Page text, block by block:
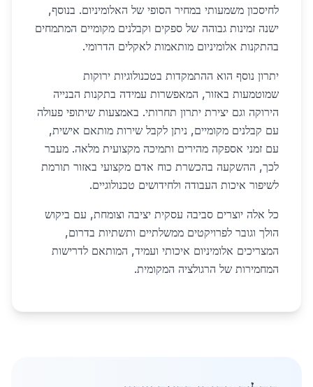
לחיסכון משמעותי במחיר הסופי של האלומיניום. בנוסף,
ישנה זמינות גבוהה של ספקים וקבלנים מקומיים המתמחים
בהתקנות אלומיניום מותאמות לאקלים הדרומי.
יתרון נוסף הוא ההתמקדות בטכנולוגיות ירוקות
שמוטמעות באזור, המאפשרות עמידה בתקנות הבנייה
הירוקה וגם יצירת יתרון תחרותי. באמצעות שיתופי פעולה
עם קבלנים מקומיים, ניתן לקבל שירות מותאם אישית,
עם זמני אספקה מהירים ותמיכה מקצועית מלאה. מעבר
לכך, ההשקעה בהכשרת כוח אדם מקצועי באזור תורמת
לשיפור איכות העבודה ולחידושים טכנולוגיים.
כל אלה יוצרים סביבה עסקית יציבה וצומחת, עם ביקוש
הולך וגובר לפרויקטים ממשלתיים ותשתיות בדרום,
המצריכים אלומיניום איכותי ועמיד, המותאם לדרישות
המחמירות של הרגולציה המקומית.